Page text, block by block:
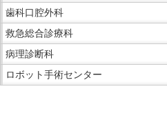
歯科口腔外科
救急総合診療科
病理診断科
ロボット手術センター